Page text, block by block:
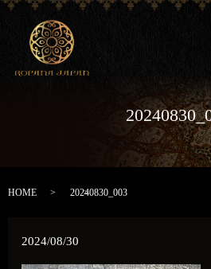
HOME 20240830_003
2024/08/30